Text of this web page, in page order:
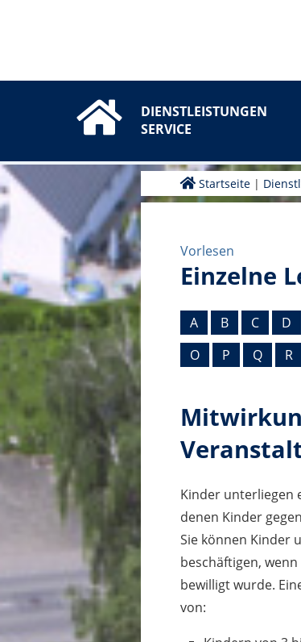
DIENSTLEISTUNGEN
SERVICE
Startseite |
Vorlesen
Einzelne
A B C D
O
P Q R
Kinder unterliegen
denen Kinder
Sie können Kinder
beschäftigen,
bewilligt wurde.
von: